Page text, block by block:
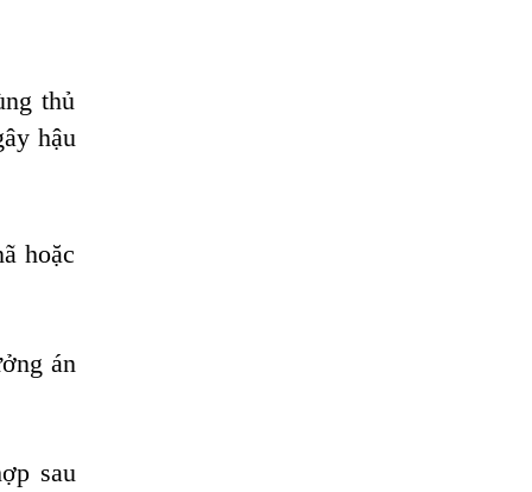
thủ
hậu
hoặc
án
sau